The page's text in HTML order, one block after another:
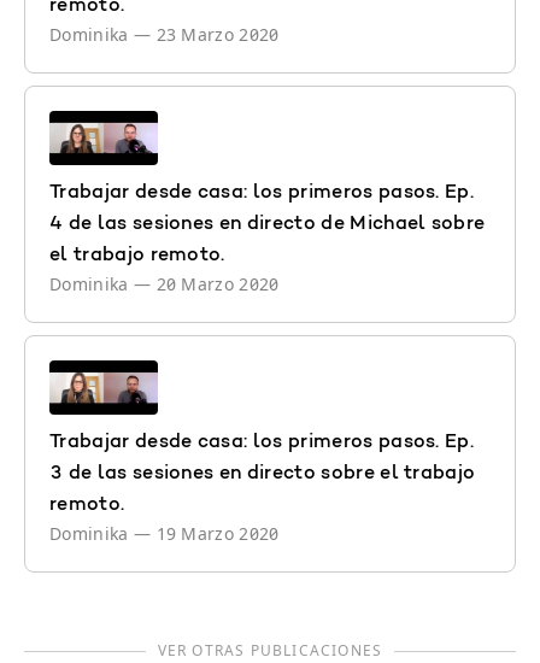
remoto.
Dominika — 23 Marzo 2020
Trabajar desde casa: los primeros pasos. Ep.
4 de las sesiones en directo de Michael sobre
el trabajo remoto.
Dominika — 20 Marzo 2020
Trabajar desde casa: los primeros pasos. Ep.
3 de las sesiones en directo sobre el trabajo
remoto.
Dominika — 19 Marzo 2020
VER OTRAS PUBLICACIONES